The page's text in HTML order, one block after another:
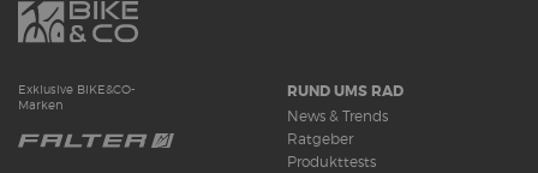
Exklusive BIKE&CO-
Marken
RUND UMS RAD
News & Trends
Ratgeber
Produkttests